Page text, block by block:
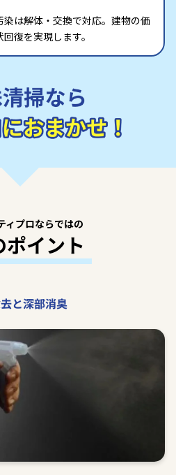
は解体・交換で対応。建物の価
復を実現します。
ィプロならではの
イント
と深部消臭